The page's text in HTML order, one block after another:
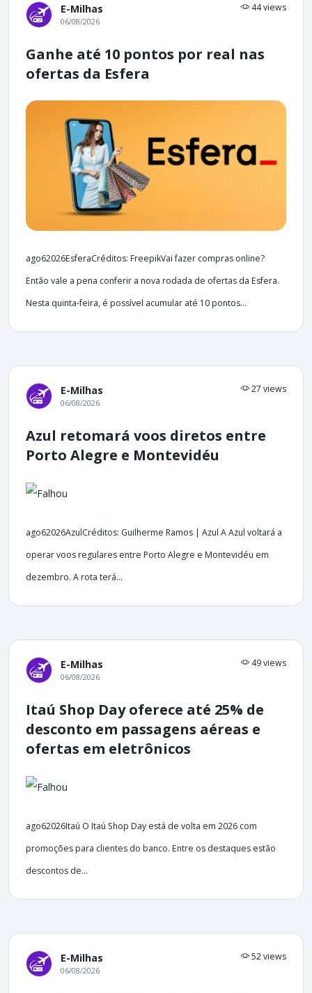
E-Milhas 44 views
06/08/2026
Ganhe até 10 pontos por real nas
ofertas da Esfera
ago62026EsferaCréditos: FreepikVai fazer compras online?
Então vale a pena conferir a nova rodada de ofertas da Esfera.
Nesta quinta-feira, é possível acumular até 10 pontos...
E-Milhas 27 views
06/08/2026
Azul retomará voos diretos entre
Porto Alegre e Montevidéu
ago62026AzulCréditos: Guilherme Ramos | Azul A Azul voltará a
operar voos regulares entre Porto Alegre e Montevidéu em
dezembro. A rota terá...
E-Milhas 49 views
06/08/2026
Itaú Shop Day oferece até 25% de
desconto em passagens aéreas e
ofertas em eletrônicos
ago62026Itaú O Itaú Shop Day está de volta em 2026 com
promoções para clientes do banco. Entre os destaques estão
descontos de...
E-Milhas 52 views
06/08/2026